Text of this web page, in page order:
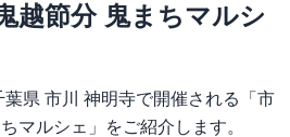
越節分 鬼まちマルシ
県 市川 神明寺で開催される「市
マルシェ」をご紹介します。